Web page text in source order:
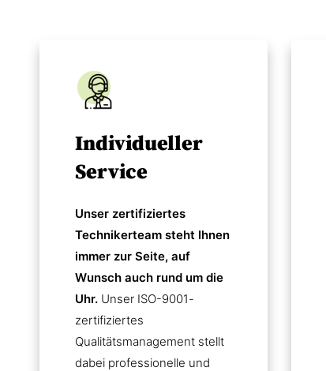
Individueller
Service
Unser zertifiziertes
Technikerteam steht Ihnen
immer zur Seite, auf
Wunsch auch rund um die
Uhr. Unser ISO-9001-
zertifiziertes
Qualitätsmanagement stellt
dabei professionelle und